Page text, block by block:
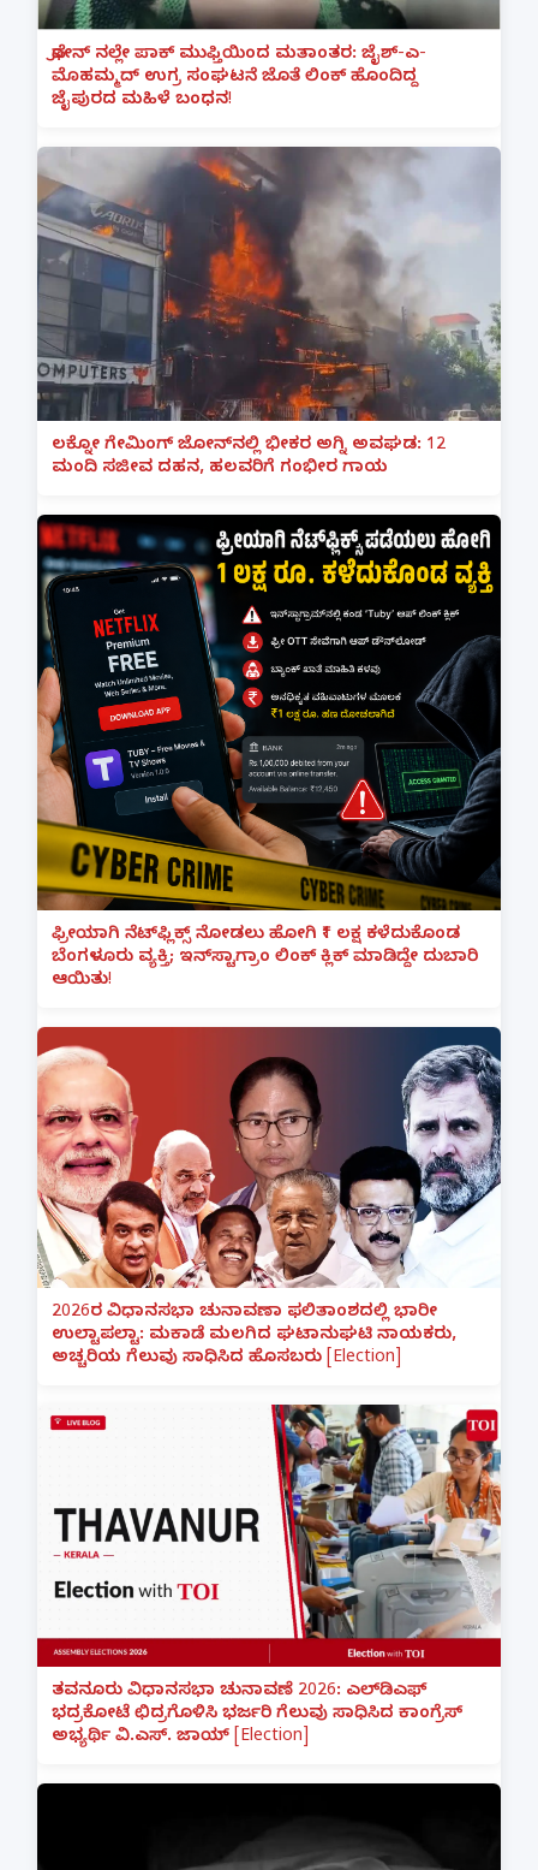
ಫೋನ್ ನಲ್ಲೇ ಪಾಕ್ ಮುಫ್ತಿಯಿಂದ ಮತಾಂತರ: ಜೈಶ್-ಎ-
ಮೊಹಮ್ಮದ್ ಉಗ್ರ ಸಂಘಟನೆ ಜೊತೆ ಲಿಂಕ್ ಹೊಂದಿದ್ದ
ಜೈಪುರದ ಮಹಿಳೆ ಬಂಧನ!
ಲಕ್ನೋ ಗೇಮಿಂಗ್ ಜೋನ್‌ನಲ್ಲಿ ಭೀಕರ ಅಗ್ನಿ ಅವಘಡ: 12
ಮಂದಿ ಸಜೀವ ದಹನ, ಹಲವರಿಗೆ ಗಂಭೀರ ಗಾಯ
ಫ್ರೀಯಾಗಿ ನೆಟ್‌ಫ್ಲಿಕ್ಸ್ ನೋಡಲು ಹೋಗಿ ₹1 ಲಕ್ಷ ಕಳೆದುಕೊಂಡ
ಬೆಂಗಳೂರು ವ್ಯಕ್ತಿ; ಇನ್‌ಸ್ಟಾಗ್ರಾಂ ಲಿಂಕ್ ಕ್ಲಿಕ್ ಮಾಡಿದ್ದೇ ದುಬಾರಿ
ಆಯಿತು!
2026ರ ವಿಧಾನಸಭಾ ಚುನಾವಣಾ ಫಲಿತಾಂಶದಲ್ಲಿ ಭಾರೀ
ಉಲ್ಟಾಪಲ್ಟಾ: ಮಕಾಡೆ ಮಲಗಿದ ಘಟಾನುಘಟಿ ನಾಯಕರು,
ಅಚ್ಚರಿಯ ಗೆಲುವು ಸಾಧಿಸಿದ ಹೊಸಬರು [Election]
ತವನೂರು ವಿಧಾನಸಭಾ ಚುನಾವಣೆ 2026: ಎಲ್‌ಡಿಎಫ್
ಭದ್ರಕೋಟೆ ಛಿದ್ರಗೊಳಿಸಿ ಭರ್ಜರಿ ಗೆಲುವು ಸಾಧಿಸಿದ ಕಾಂಗ್ರೆಸ್
ಅಭ್ಯರ್ಥಿ ವಿ.ಎಸ್. ಜಾಯ್ [Election]